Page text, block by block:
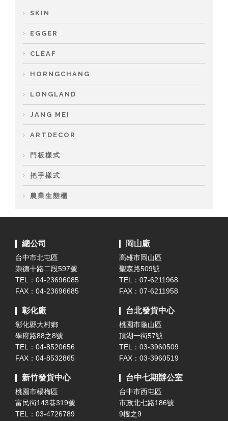
SKIN
EGGER
CLEAF
HORNGCHANG
LONGLAND
JANG MEI
ARTDECOR
門板樣式
把手樣式
農業生態櫃
總公司
台中市北屯區
崇德十路二段597號
TEL：04-23696085
FAX：04-23696685
岡山廠
高雄市岡山區
聖森路509號
TEL：07-6211968
FAX：07-6211958
彰化廠
彰化縣大村鄉
學府路88之8號
TEL：04-8520656
FAX：04-8532865
台北發貨中心
桃園市龜山區
頂湖一街57號
TEL：03-3960509
FAX：03-3960519
新竹發貨中心
桃園市楊梅區
富民街143巷319號
TEL：03-4726789
台中七期辦公室
台中市西屯區
市政北七路186號
9樓之9